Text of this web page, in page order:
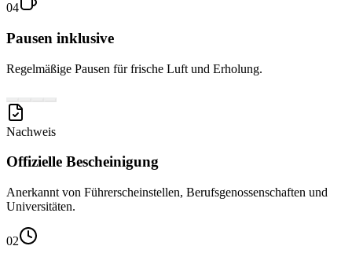
04
Pausen inklusive
Regelmäßige Pausen für frische Luft und Erholung.
Nachweis
Offizielle Bescheinigung
Anerkannt von Führerscheinstellen, Berufsgenossenschaften und
Universitäten.
02